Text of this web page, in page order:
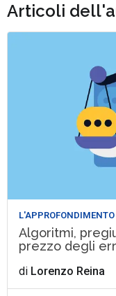
Articoli
L'APPROFONDIMENTO
Algoritmi,
prezzo degli
di Lorenzo Reina